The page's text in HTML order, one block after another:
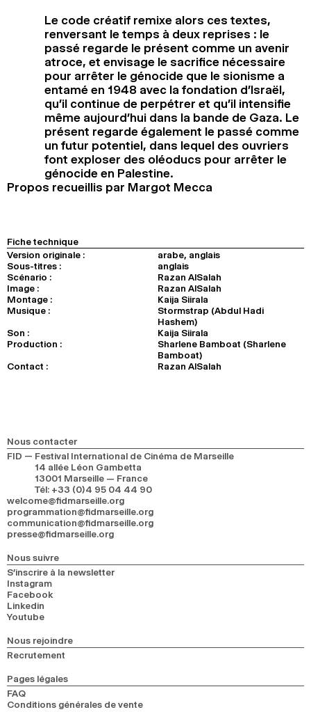
Le code créatif remixe alors ces textes,
renversant le temps à deux reprises : le
passé regarde le présent comme un avenir
atroce, et envisage le sacrifice nécessaire
pour arrêter le génocide que le sionisme a
entamé en 1948 avec la fondation d’Israël,
qu’il continue de perpétrer et qu’il intensifie
même aujourd’hui dans la bande de Gaza. Le
présent regarde également le passé comme
un futur potentiel, dans lequel des ouvriers
font exploser des oléoducs pour arrêter le
génocide en Palestine.
Propos recueillis par Margot Mecca
Fiche technique
Version originale :
arabe, anglais
Sous-titres :
anglais
Scénario :
Razan AlSalah
Image :
Razan AlSalah
Montage :
Kaija Siirala
Musique :
Stormstrap (Abdul Hadi
Hashem)
Son :
Kaija Siirala
Production :
Sharlene Bamboat (Sharlene
Bamboat)
Contact :
Razan AlSalah
Nous contacter
FID — Festival International de Cinéma de Marseille
14 allée Léon Gambetta
13001 Marseille — France
Tél: +33 (0)4 95 04 44 90
welcome@fidmarseille.org
programmation@fidmarseille.org
communication@fidmarseille.org
presse@fidmarseille.org
Nous suivre
S’inscrire à la newsletter
Instagram
Facebook
Linkedin
Youtube
Nous rejoindre
Recrutement
Pages légales
FAQ
Conditions générales de vente